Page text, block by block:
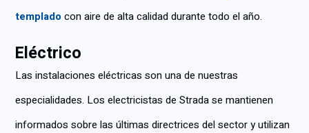
templado con aire de alta calidad durante todo el año.
Eléctrico
Las instalaciones eléctricas son una de nuestras
especialidades. Los electricistas de Strada se mantienen
informados sobre las últimas directrices del sector y utilizan